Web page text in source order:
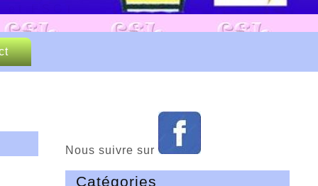
Nous suivre sur
Catégories